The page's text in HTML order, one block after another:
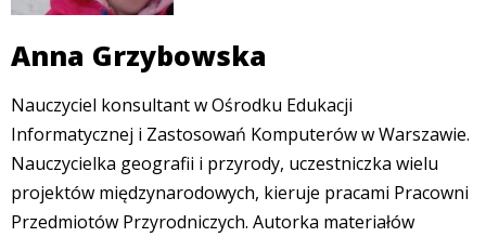
Anna Grzybowska
Nauczyciel konsultant w Ośrodku Edukacji
Informatycznej i Zastosowań Komputerów w Warszawie.
Nauczycielka geografii i przyrody, uczestniczka wielu
projektów międzynarodowych, kieruje pracami Pracowni
Przedmiotów Przyrodniczych. Autorka materiałów